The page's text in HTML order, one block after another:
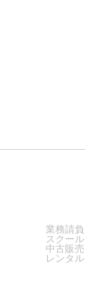
業務請負
スクール
中古販売
レンタル